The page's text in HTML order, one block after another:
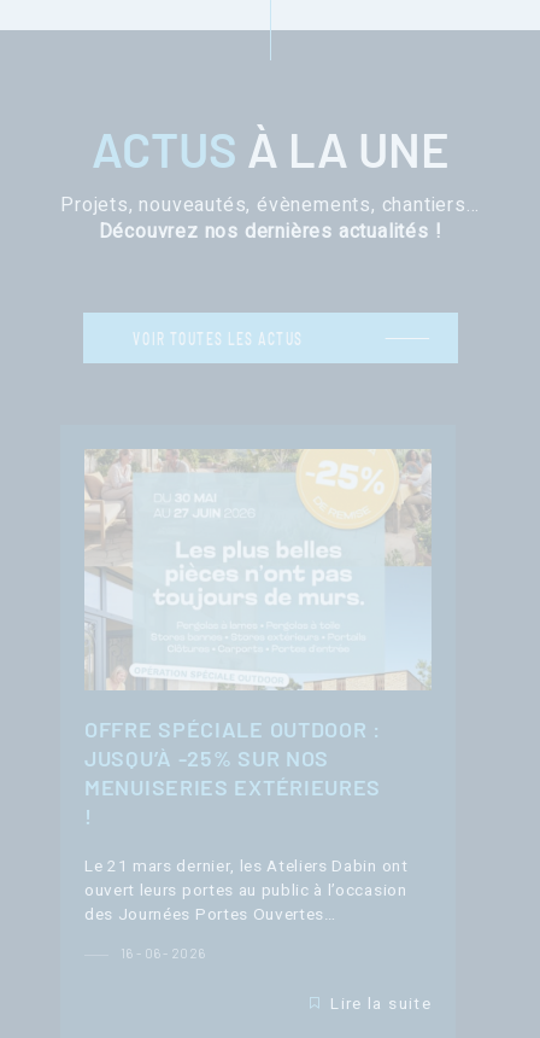
ACTUS À LA UNE
Projets, nouveautés, évènements, chantiers…
Découvrez nos dernières actualités !
VOIR TOUTES LES ACTUS
OFFRE SPÉCIALE OUTDOOR :
JUSQU’À -25% SUR NOS
MENUISERIES EXTÉRIEURES
!
Le 21 mars dernier, les Ateliers Dabin ont
ouvert leurs portes au public à l’occasion
des Journées Portes Ouvertes…
16 - 06 - 2026
Lire la suite